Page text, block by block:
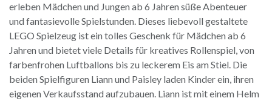
erleben Mädchen und Jungen ab 6 Jahren süße Abenteuer
und fantasievolle Spielstunden. Dieses liebevoll gestaltete
LEGO Spielzeug ist ein tolles Geschenk für Mädchen ab 6
Jahren und bietet viele Details für kreatives Rollenspiel, von
farbenfrohen Luftballons bis zu leckerem Eis am Stiel. Die
beiden Spielfiguren Liann und Paisley laden Kinder ein, ihren
eigenen Verkaufsstand aufzubauen. Liann ist mit einem Helm